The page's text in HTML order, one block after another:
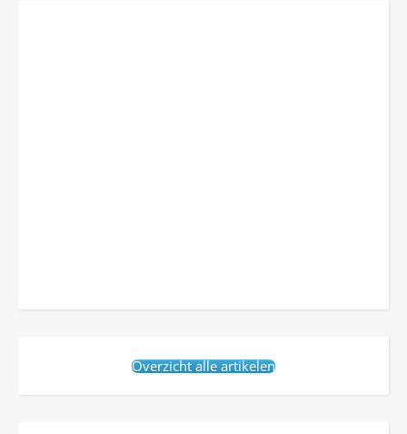
Overzicht alle artikelen